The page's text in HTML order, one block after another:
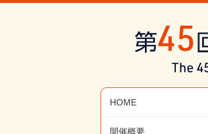
HOME
開催概要